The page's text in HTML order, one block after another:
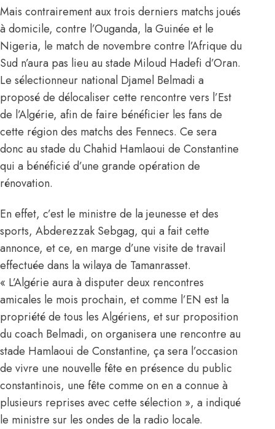
Mais contrairement aux trois derniers matchs joués
à domicile, contre l’Ouganda, la Guinée et le
Nigeria, le match de novembre contre l’Afrique du
Sud n’aura pas lieu au stade Miloud Hadefi d’Oran.
Le sélectionneur national Djamel Belmadi a
proposé de délocaliser cette rencontre vers l’Est
de l’Algérie, afin de faire bénéficier les fans de
cette région des matchs des Fennecs. Ce sera
donc au stade du Chahid Hamlaoui de Constantine
qui a bénéficié d’une grande opération de
rénovation.
En effet, c’est le ministre de la jeunesse et des
sports, Abderezzak Sebgag, qui a fait cette
annonce, et ce, en marge d’une visite de travail
effectuée dans la wilaya de Tamanrasset.
« L’Algérie aura à disputer deux rencontres
amicales le mois prochain, et comme l’EN est la
propriété de tous les Algériens, et sur proposition
du coach Belmadi, on organisera une rencontre au
stade Hamlaoui de Constantine, ça sera l’occasion
de vivre une nouvelle fête en présence du public
constantinois, une fête comme on en a connue à
plusieurs reprises avec cette sélection », a indiqué
le ministre sur les ondes de la radio locale.